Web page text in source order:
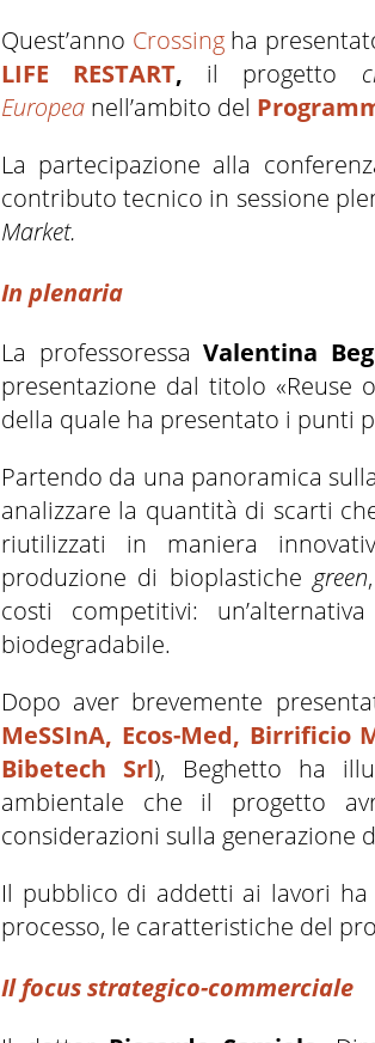
Quest’anno Crossingha
LIFE RESTART, il progetto
Europea nell’ambito del
La partecipazione alla
contributo tecnico in sessione
Market.
In plenaria
La professoressaValentina
presentazione dal titolo «Reuse
della quale ha presentato i punti
Partendo da una panoramica
analizzare la quantità di scarti
riutilizzati in maniera
produzione di bioplastichegreen
costi competitivi:
biodegradabile.
Dopo aver brevemente
MeSSInA, Ecos-Med, Birrificio
Bibetech Srl), Beghetto ha
ambientale che il progetto
considerazioni sulla generazione
Il pubblico di addetti ai lavori
processo, le caratteristiche del
Il focus strategico-commerciale